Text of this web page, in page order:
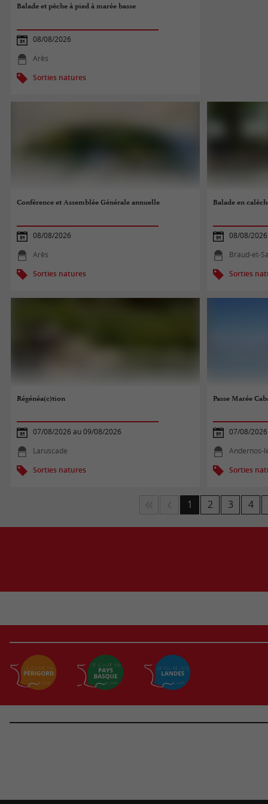
Balade et pêche à pied à marée basse
08/08/2026
Arès
Sorties natures
Conférence et Assemblée Générale annuelle
08/08/2026
Arès
Sorties natures
Balade en
08/08/
Braud-et-
Sorties
Régénéa(c)tion
07/08/2026 au 09/08/2026
Laruscade
Sorties natures
Passe Marée
07/08/
Andernos-
Sorties
1 2 3 4